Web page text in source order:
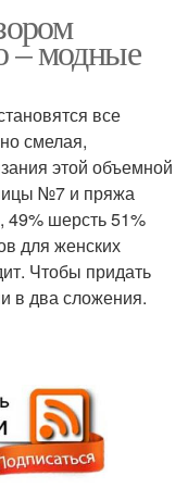
– модные
все
смелая,
этой объемной
№7 и пряжа
49% шерсть 51%
для женских
Чтобы придать
в два сложения.